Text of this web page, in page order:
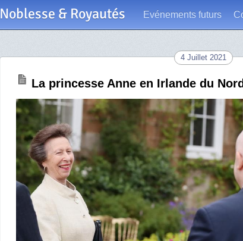
Noblesse & Royautés Evénements futurs
4 Juillet 2021
La princesse Anne en Irlande du Nord